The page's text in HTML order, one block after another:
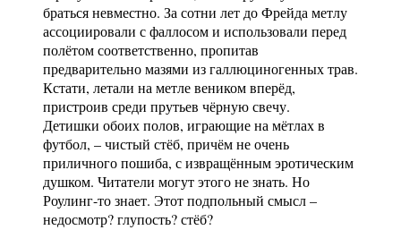
браться невместно. За сотни лет до Фрейда метлу
ассоциировали с фаллосом и использовали перед
полётом соответственно, пропитав
предварительно мазями из галлюциногенных трав.
Кстати, летали на метле веником вперёд,
пристроив среди прутьев чёрную свечу.
Детишки обоих полов, играющие на мётлах в
футбол, – чистый стёб, причём не очень
приличного пошиба, с извращённым эротическим
душком. Читатели могут этого не знать. Но
Роулинг-то знает. Этот подпольный смысл –
недосмотр? глупость? стёб?